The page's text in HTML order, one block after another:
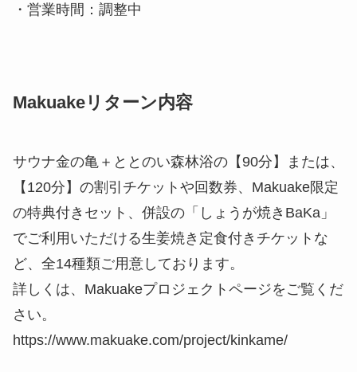
・営業時間：調整中
Makuakeリターン内容
サウナ金の亀＋ととのい森林浴の【90分】または、
【120分】の割引チケットや回数券、Makuake限定
の特典付きセット、併設の「しょうが焼きBaKa」
でご利用いただける生姜焼き定食付きチケットな
ど、全14種類ご用意しております。
詳しくは、Makuakeプロジェクトページをご覧くだ
さい。
https://www.makuake.com/project/kinkame/